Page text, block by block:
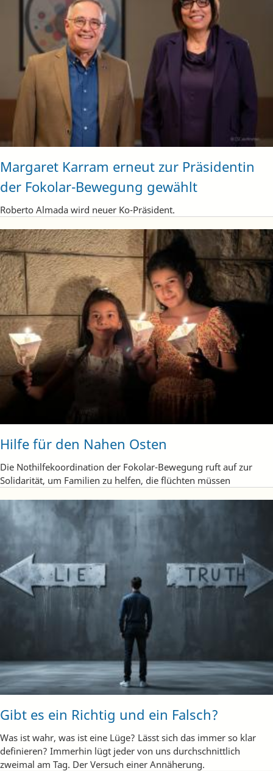
Margaret Karram erneut zur Präsidentin
der Fokolar-Bewegung gewählt
Roberto Almada wird neuer Ko-Präsident.
Hilfe für den Nahen Osten
Die Nothilfekoordination der Fokolar-Bewegung ruft auf zur
Solidarität, um Familien zu helfen, die flüchten müssen
Gibt es ein Richtig und ein Falsch?
Was ist wahr, was ist eine Lüge? Lässt sich das immer so klar
definieren? Immerhin lügt jeder von uns durchschnittlich
zweimal am Tag. Der Versuch einer Annäherung.